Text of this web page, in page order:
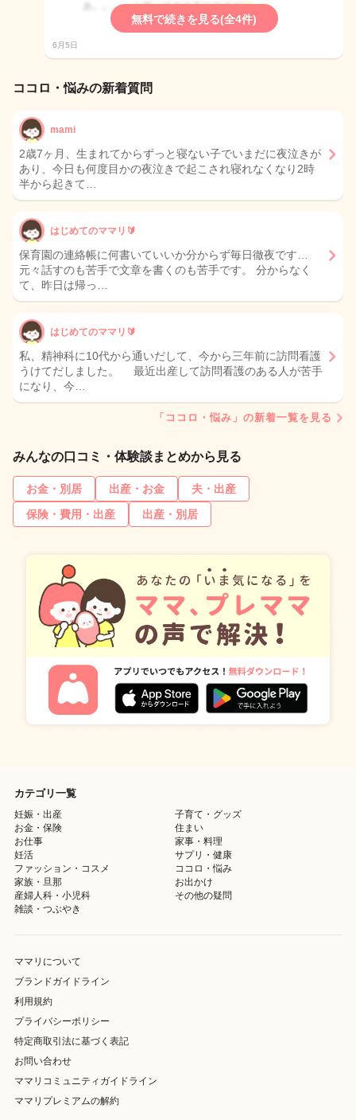
無料で続きを見る(全4件)
6月5日
ココロ・悩みの新着質問
mami
2歳7ヶ月、生まれてからずっと寝ない子でいまだに夜泣きが
あり、今日も何度目かの夜泣きで起こされ寝れなくなり2時
半から起きて…
はじめてのママリ🔰
保育園の連絡帳に何書いていいか分からず毎日徹夜です…
元々話すのも苦手で文章を書くのも苦手です。 分からなく
て、昨日は帰っ…
はじめてのママリ🔰
私、精神科に10代から通いだして、今から三年前に訪問看護
うけてだしました。 最近出産して訪問看護のある人が苦手
になり、今…
「ココロ・悩み」の新着一覧を見る
みんなの口コミ・体験談まとめから見る
お金・別居 出産・お金
夫・出産
保険・費用・出産
出産・別居
カテゴリ一覧
妊娠・出産
子育て・グッズ
お金・保険
住まい
お仕事
家事・料理
妊活
サプリ・健康
ファッション・コスメ
ココロ・悩み
家族・旦那
お出かけ
産婦人科・小児科
その他の疑問
雑談・つぶやき
ママリについて
ブランドガイドライン
利用規約
プライバシーポリシー
特定商取引法に基づく表記
お問い合わせ
ママリコミュニティガイドライン
ママリプレミアムの解約